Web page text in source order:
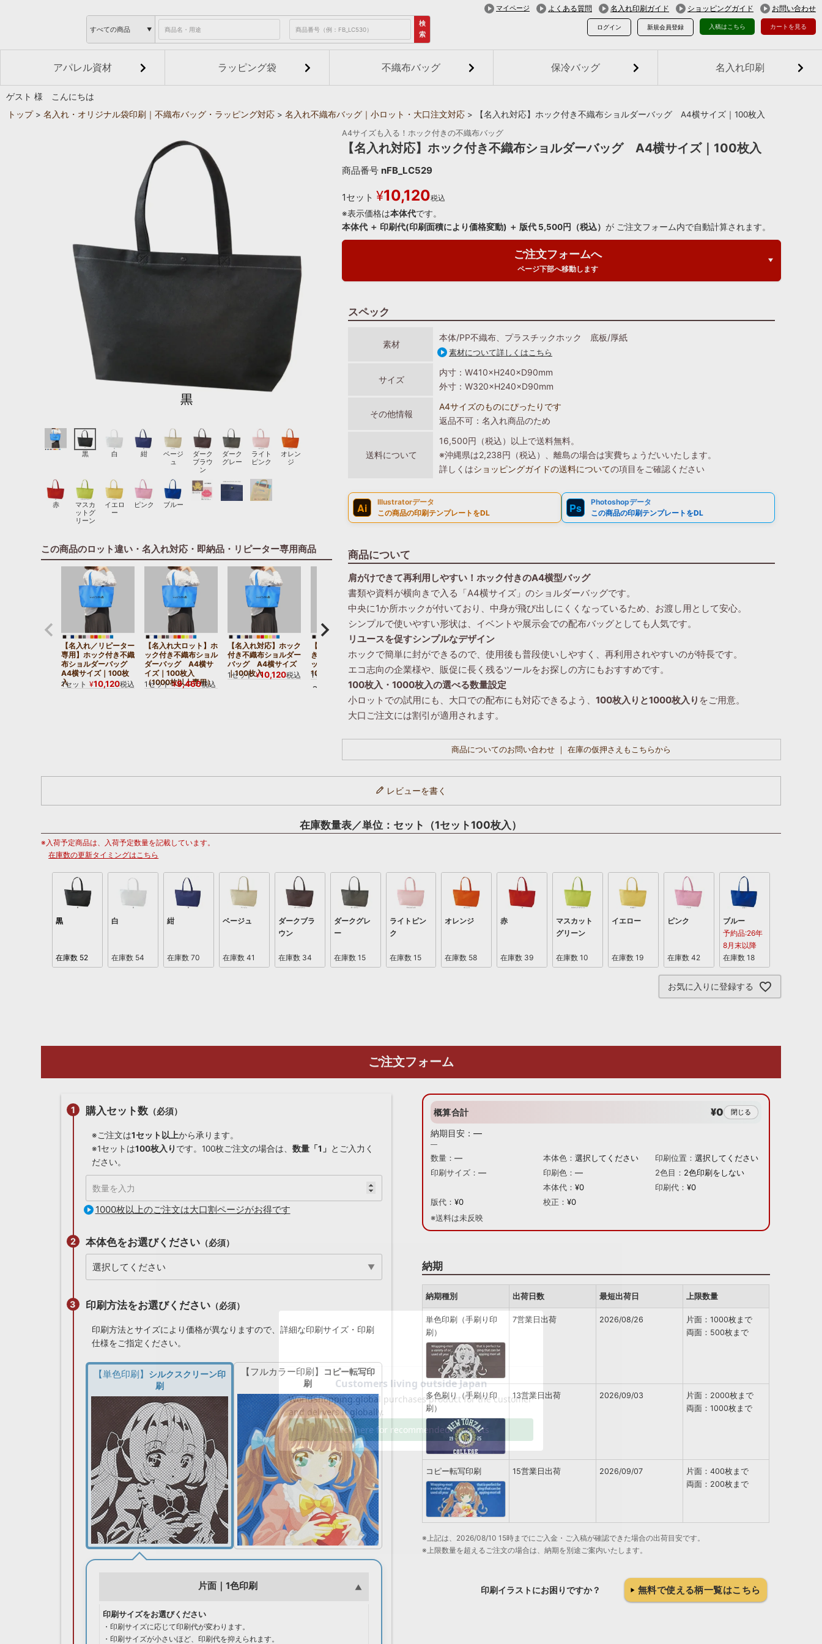
検
索
マイページ よくある質問 名入れ印刷ガイド ショッピングガイド お問い合わせ
カートを見る
入稿はこちら
ログイン 新規会員登録
アパレル資材 ラッピング袋 不織布バッグ 保冷バッグ 名入れ印刷
ゲスト 様 こんにちは
トップ 名入れ・オリジナル袋印刷｜不織布バッグ・ラッピング対応 名入れ不織布バッグ｜小ロット・大口注文対応 【名入れ対応】ホック付き不織布ショルダーバッグ A4横サイズ｜100枚入
黒 白 紺
ベージ
ュ
ダーク
ブラウ
ン
ダーク
グレー
ライト
ピンク
オレン
ジ
赤
マスカ
ットグ
リーン
イエロ
ー
ピンク ブルー
この商品のロット違い・名入れ対応・即納品・リピーター専用商品
【名入れ／リピーター
専用】ホック付き不織
布ショルダーバッグ
A4横サイズ｜100枚
入
1セット ¥10,120税込
【名入れ大ロット】ホ
ック付き不織布ショル
ダーバッグ A4横サ
イズ｜100枚入
（1000枚以上専用）
1セット ¥9,460税込
【名入れ対応】ホック
付き不織布ショルダー
バッグ A4横サイズ
｜100枚入
1セット ¥10,120税込
【小ロット】ホック付
き不織布ショルダーバ
ッグ A4横サイズ｜
10枚入～
1セット 1,892 税込
〜
ホック付き不織布ショ
ルダーバッグ A4横
サイズ｜100枚入～
1セット ¥9,460税込
A4サイズも入る！ホック付きの不織布バッグ
【名入れ対応】ホック付き不織布ショルダーバッグ A4横サイズ｜100枚入
商品番号 nFB_LC529
1セット ¥10,120税込
※表示価格は本体代です。
本体代 ＋ 印刷代(印刷面積により価格変動) ＋ 版代 5,500円（税込）が ご注文フォーム内で自動計算されます。
ご注文フォームへ
ページ下部へ移動します
スペック
素材
本体/PP不織布、プラスチックホック 底板/厚紙
素材について詳しくはこちら
サイズ
内寸：W410×H240×D90mm
外寸：W320×H240×D90mm
その他情報
A4サイズのものにぴったりです
返品不可：名入れ商品のため
送料について
16,500円（税込）以上で送料無料。
※沖縄県は2,238円（税込）、離島の場合は実費ちょうだいいたします。
詳しくはショッピングガイドの送料についての項目をご確認ください
Ai
Illustratorデータ
この商品の印刷テンプレートをDL
Ps
Photoshopデータ
この商品の印刷テンプレートをDL
商品について
肩がけできて再利用しやすい！ホック付きのA4横型バッグ
書類や資料が横向きで入る「A4横サイズ」のショルダーバッグです。
中央に1か所ホックが付いており、中身が飛び出しにくくなっているため、お渡し用として安心。
シンプルで使いやすい形状は、イベントや展示会での配布バッグとしても人気です。
リユースを促すシンプルなデザイン
ホックで簡単に封ができるので、使用後も普段使いしやすく、再利用されやすいのが特長です。
エコ志向の企業様や、販促に長く残るツールをお探しの方にもおすすめです。
100枚入・1000枚入の選べる数量設定
小ロットでの試用にも、大口での配布にも対応できるよう、100枚入りと1000枚入り をご用意。
大口ご注文には割引が適用されます。
商品についてのお問い合わせ ｜ 在庫の仮押さえもこちらから
レビューを書く
在庫数量表／単位：セット（1セット100枚入）
※入荷予定商品は、入荷予定数量を記載しています。
在庫数の更新タイミングはこちら
黒
在庫数 52
白
在庫数 54
紺
在庫数 70
ベージュ
在庫数 41
ダークブラ
ウン
在庫数 34
ダークグレ
ー
在庫数 15
ライトピン
ク
在庫数 15
オレンジ
在庫数 58
赤
在庫数 39
マスカット
グリーン
在庫数 10
イエロー
在庫数 19
ピンク
在庫数 42
ブルー
予約品:26年
8月末以降
在庫数 18
お気に入りに登録する
ご注文フォーム
購入セット数（必須）
※ご注文は1セット以上から承ります。
※1セットは100枚入り です。100枚ご注文の場合は、 数量「1」 とご入力く
ださい。
1000枚以上のご注文は大口割ページがお得です
本体色をお選びください（必須）
印刷方法をお選びください（必須）
印刷方法とサイズにより価格が異なりますので、詳細な印刷サイズ・印刷
仕様をご指定ください。
【単色印刷】
シルクスクリーン印
刷
【フルカラー印刷】
コピー転写印
刷
片面｜1色印刷
印刷サイズをお選びください
・印刷サイズに応じて印刷代が変わります。
・印刷サイズが小さいほど、印刷代を抑えられます。
概算合計 ¥0 閉じる
納期目安：—
—
数量：— 本体色： 選択してください 印刷位置：選択してください
印刷サイズ：— 印刷色： — 2色目： 2色印刷をしない
本体代： ¥0 印刷代：¥0
版代：¥0 校正： ¥0
※送料は未反映
納期
納期種別 出荷日数 最短出荷日 上限数量
単色印刷（手刷り印
刷）
7営業日出荷 2026/08/26
片面：1000枚まで
両面：500枚まで
多色刷り（手刷り印
刷）
13営業日出荷 2026/09/03
片面：2000枚まで
両面：1000枚まで
コピー転写印刷 15営業日出荷 2026/09/07
片面：400枚まで
両面：200枚まで
※上記は、2026/08/10 15時までにご入金・ご入稿が確認できた場合の出荷目安です。
※上限数量を超えるご注文の場合は、納期を別途ご案内いたします。
印刷イラストにお困りですか？ 無料で使える柄一覧はこちら